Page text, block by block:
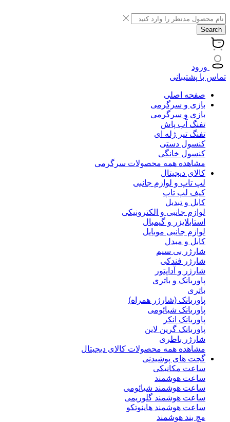
Search
ورود
تماس با پشتیبانی
صفحه اصلی
بازی و سرگرمی
بازی و سرگرمی
تفنگ آب پاش
تفنگ تیر ژله ای
کنسول دستی
کنسول خانگی
مشاهده همه محصولات سرگرمی
کالای دیجیتال
لپ تاپ و لوازم جانبی
کیف لپ تاپ
کابل و تبدیل
لوازم جانبی و الکترونیکی
استابلایزر و گیمبال
لوازم جانبی موبایل
کابل و مبدل
شارژر بی سیم
شارژر فندکی
شارژر و آداپتور
پاوربانک و باتری
باتری
پاوربانک (شارژر همراه)
پاوربانک شیائومی
پاوربانک انکر
پاوربانک گرین لاین
شارژر باطری
مشاهده همه محصولات کالای دیجیتال
گجت های پوشیدنی
ساعت مکانیکی
ساعت هوشمند
ساعت هوشمند شیائومی
ساعت هوشمند گلوریمی
ساعت هوشمند هاینوتکو
مچ بند هوشمند